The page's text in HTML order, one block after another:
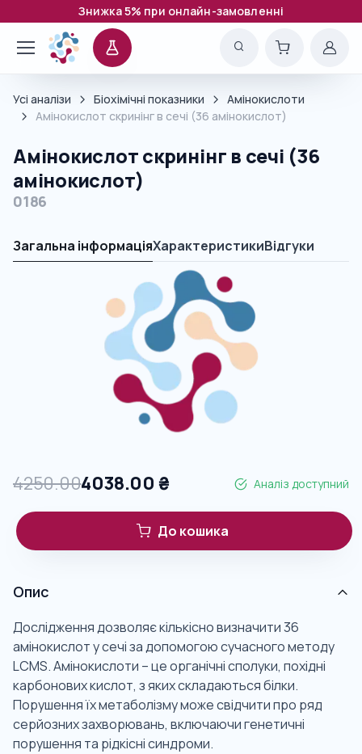
Знижка 5% при онлайн-замовленні
Усі аналізи Біохімічні показники
Амінокислоти
Амінокислот скринінг в сечі (36 амінокислот)
Амінокислот скринінг в сечі (36
амінокислот)
0186
Загальна інформаціяХарактеристикиВідгуки
4250.004038.00 ₴ Аналіз доступний
До кошика
Опис
Дослідження дозволяє кількісно визначити 36
амінокислот у сечі за допомогою сучасного методу
LCMS. Амінокислоти – це органічні сполуки, похідні
карбонових кислот, з яких складаються білки.
Порушення їх метаболізму може свідчити про ряд
серйозних захворювань, включаючи генетичні
порушення та рідкісні синдроми.